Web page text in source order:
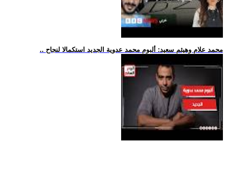
.. محمد علام وهيثم سعيد: ألبوم محمد عدوية الجديد استكمالا لنجاح